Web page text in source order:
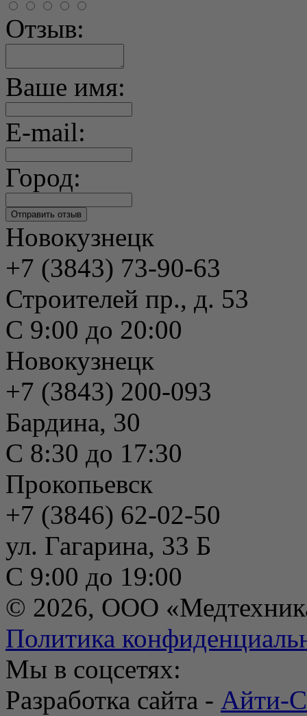
Отзыв:
Ваше имя:
E-mail:
Город:
Новокузнецк
+7 (3843) 73-90-63
Строителей пр., д. 53
С 9:00 до 20:00
Новокузнецк
+7 (3843) 200-093
Бардина, 30
С 8:30 до 17:30
Прокопьевск
+7 (3846) 62-02-50
ул. Гагарина, 33 Б
С 9:00 до 19:00
© 2026, ООО
Политика
Мы в соцсетях:
Разработка сайта - Айти-